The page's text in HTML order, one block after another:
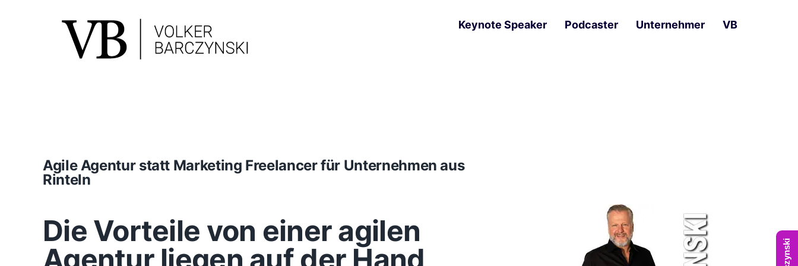
Keynote Speaker Podcaster Unternehmer VB
Agile Agentur statt Marketing Freelancer für Unternehmen aus
Rinteln
Die Vorteile von einer agilen
Agentur liegen auf der Hand